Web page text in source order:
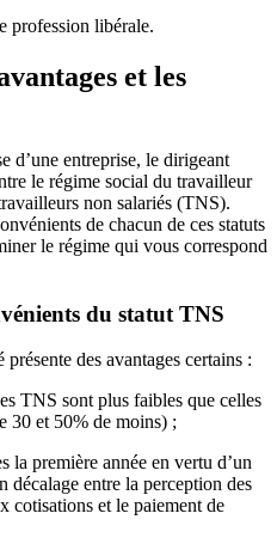
profession libérale.
et les
d’une entreprise, le dirigeant
le régime social du travailleur
non salariés (TNS).
de chacun de ces statuts
le régime qui vous correspond
du statut TNS
des avantages certains :
TNS sont plus faibles que celles
30 et 50% de moins) ;
la première année en vertu d’un
décalage entre la perception des
cotisations et le paiement de